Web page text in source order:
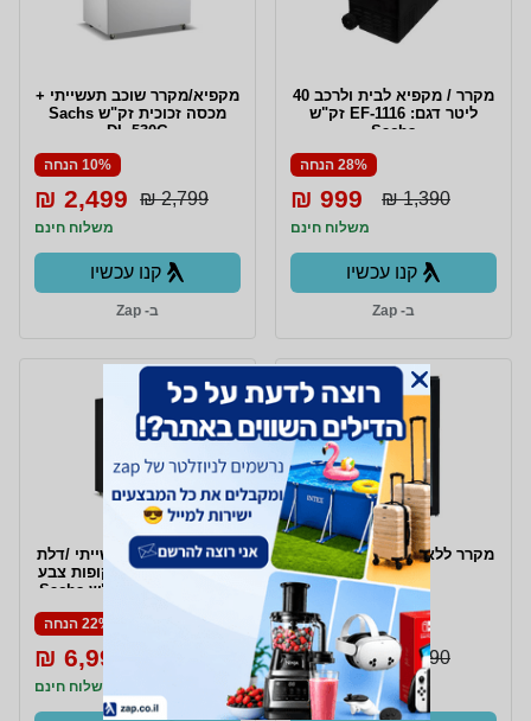
מקרר / מקפיא לבית ולרכב 40
ליטר דגם: EF-1116 זק"ש
Sachs
28% הנחה
1,390 ₪
999 ₪
משלוח חינם
קנו עכשיו
ב- Zap
מקפיא/מקרר שוכב תעשייתי +
מכסה זכוכית זק"ש Sachs
DL-530G
10% הנחה
2,799 ₪
2,499 ₪
משלוח חינם
קנו עכשיו
ב- Zap
מקרר ‏ללא מקפיא Sachs EF-
140
38% הנחה
1,290 ₪
799 ₪
משלוח חינם
מקרר משקאות תעשייתי /דלת
שקופה 3 דלתות שקופות צבע
22% הנחה
6,999 ₪
משלוח חינם